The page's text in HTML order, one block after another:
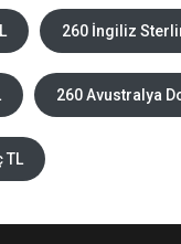
260 İngiliz
260 Avustralya
TL